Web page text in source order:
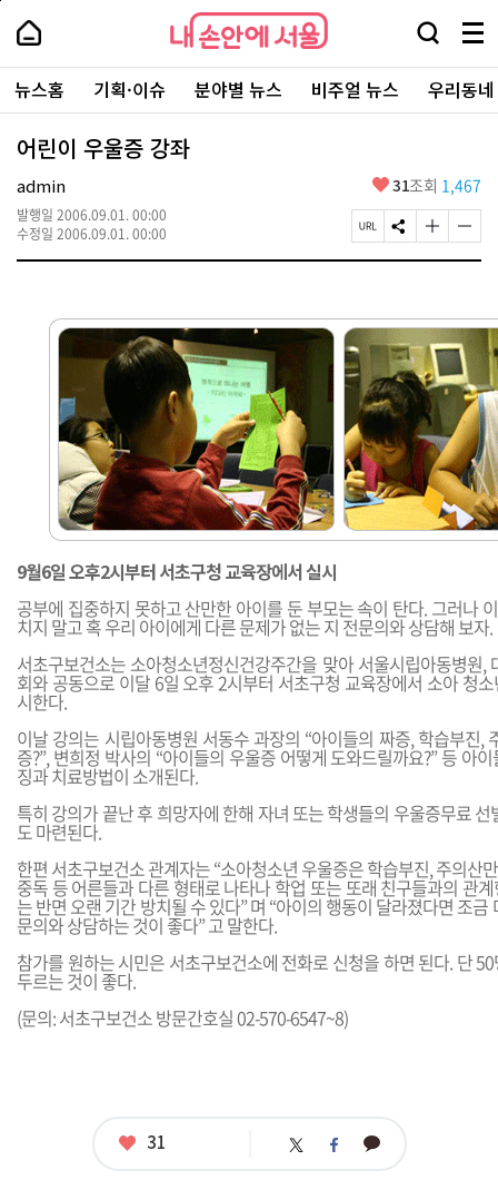
본
로
가
내
손
안
에
서
울
-
서
울
시
대
표
소
내
손
에
울
검
창
열
기
메
뉴
전
체
보
주
요
서
뉴스홈 기획·이슈 분야별 뉴스 비주얼 뉴스 우리동
어린이 우울증 강좌
admin
발행일 2006.09.01. 00:00
수정일 2006.09.01. 00:00
좋
요
31조회 1,467
페
이
L
복
사
S
N
하
기
글
자
게
변
경
하
기
글
자
게
변
경
하
기
9월6일 오후2시부터 서초구청 교육장에서 실시
공부에 집중하지 못하고 산만한 아이를 둔 부모는 속이 탄다. 그러나
치지 말고 혹 우리 아이에게 다른 문제가 없는 지 전문의와 상담해 보자.
서초구보건소는 소아청소년정신건강주간을 맞아 서울시립아동병원,
회와 공동으로 이달 6일 오후 2시부터 서초구청 교육장에서 소아 청
시한다.
이날 강의는 시립아동병원 서동수 과장의 “아이들의 짜증, 학습부진,
증?”, 변희정 박사의 “아이들의 우울증 어떻게 도와드릴까요?” 등 아
징과 치료방법이 소개된다.
특히 강의가 끝난 후 희망자에 한해 자녀 또는 학생들의 우울증무료
도 마련된다.
한편 서초구보건소 관계자는 “소아청소년 우울증은 학습부진, 주의산
중독 등 어른들과 다른 형태로 나타나 학업 또는 또래 친구들과의 관
는 반면 오랜 기간 방치될 수 있다” 며 “아이의 행동이 달라졌다면 조금
문의와 상담하는 것이 좋다” 고 말한다.
참가를 원하는 시민은 서초구보건소에 전화로 신청을 하면 된다. 단
두르는 것이 좋다.
(문의: 서초구보건소 방문간호실 02-570-6547~8)
좋
31 트 페 카
페
상
단
로